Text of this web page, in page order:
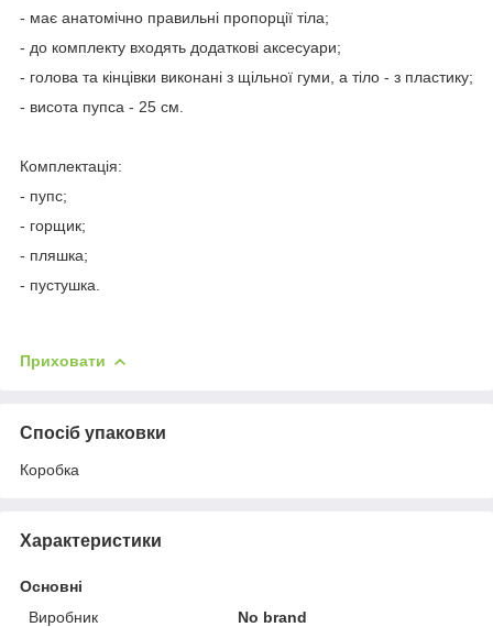
- має анатомічно правильні пропорції тіла;
- до комплекту входять додаткові аксесуари;
- голова та кінцівки виконані з щільної гуми, а тіло - з пластику;
- висота пупса - 25 см.
Комплектація:
- пупс;
- горщик;
- пляшка;
- пустушка.
Приховати
Спосіб упаковки
Коробка
Характеристики
Основні
Виробник
No brand